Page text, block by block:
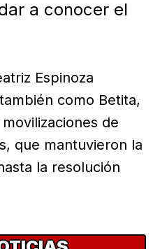
a conocer el
Espinoza
como Betita,
de
que mantuvieron la
la resolución